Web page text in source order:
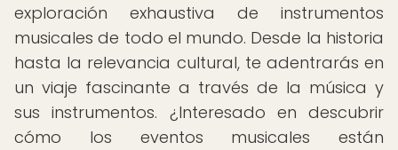
exploración exhaustiva de instrumentos
musicales de todo el mundo. Desde la historia
hasta la relevancia cultural, te adentrarás en
un viaje fascinante a través de la música y
sus instrumentos. ¿Interesado en descubrir
cómo los eventos musicales están